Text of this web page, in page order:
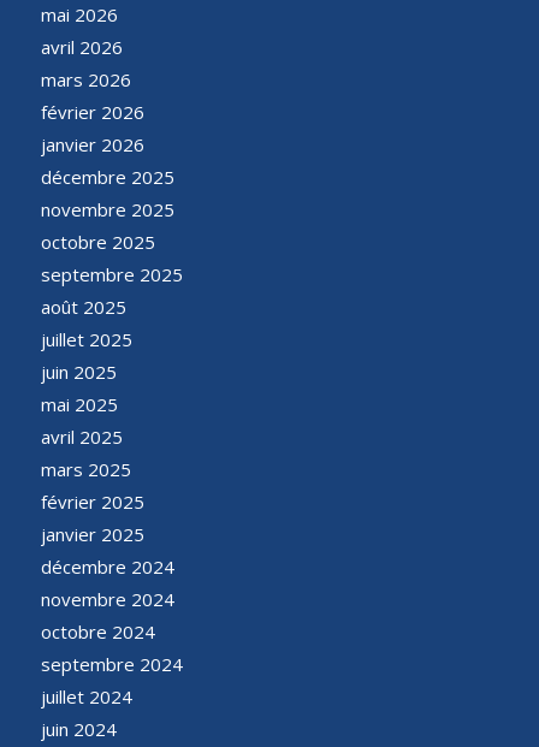
mai 2026
avril 2026
mars 2026
février 2026
janvier 2026
décembre 2025
novembre 2025
octobre 2025
septembre 2025
août 2025
juillet 2025
juin 2025
mai 2025
avril 2025
mars 2025
février 2025
janvier 2025
décembre 2024
novembre 2024
octobre 2024
septembre 2024
juillet 2024
juin 2024